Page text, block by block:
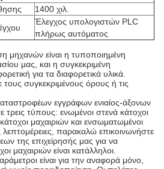
1400 χιλ.
Έλεγχος υπολογιστών PLC
πλήρως αυτόματος
μηχανών είναι η τυποποιημένη
μας, και η συγκεκριμένη
για τα διαφορετικά υλικά.
συγκεκριμένους όρους ή τις
εγγράφων ενιαίος-άξονων
τρεις τύπους: ενωμένοι στενά κάτοχοι
μαχαιριών και ενσωματωμένοι
λεπτομέρειες, παρακαλώ επικοινωνήστε
της επιχείρησής μας για να
μαχαιριών είναι κατάλληλοι.
είναι για την αναφορά μόνο,